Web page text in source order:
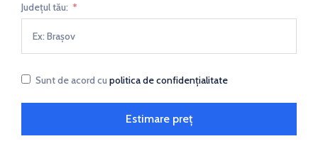
Județul tău:
Sunt de acord cu politica de confidențialitate
Estimare preț